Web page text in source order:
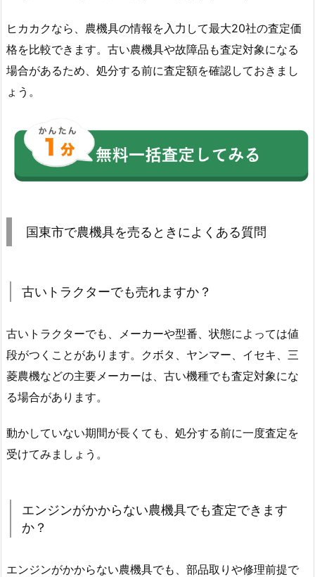
ヒカカクなら、農機具の情報を入力して最大20社の査定価
格を比較できます。古い農機具や故障品も査定対象になる
場合があるため、処分する前に査定額を確認しておきまし
ょう。
国東市で農機具を売るときによくある質問
古いトラクターでも売れますか？
古いトラクターでも、メーカーや型番、状態によっては値
段がつくことがあります。クボタ、ヤンマー、イセキ、三
菱農機などの主要メーカーは、古い機種でも査定対象にな
る場合があります。
動かしていない期間が長くても、処分する前に一度査定を
受けてみましょう。
エンジンがかからない農機具でも査定できます
か？
エンジンがかからない農機具でも、部品取りや修理前提で